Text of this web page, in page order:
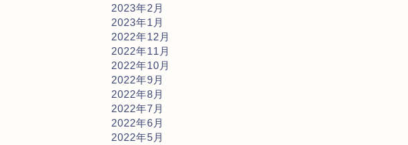
2023年2月
2023年1月
2022年12月
2022年11月
2022年10月
2022年9月
2022年8月
2022年7月
2022年6月
2022年5月